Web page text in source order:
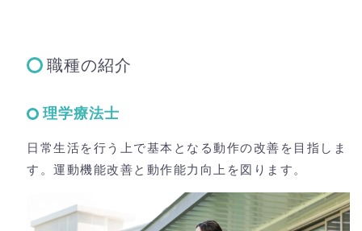
職種の紹介
理学療法士
日常生活を行う上で基本となる動作の改善を目指しま
す。運動機能改善と動作能力向上を図ります。